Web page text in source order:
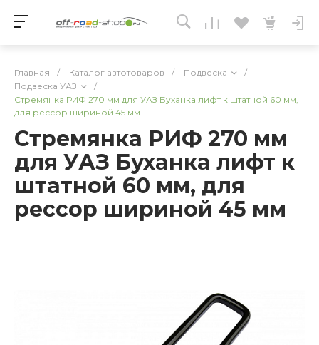
Главная / Каталог автотоваров / Подвеска
/
Подвеска УАЗ
/
Стремянка РИФ 270 мм для УАЗ Буханка лифт к штатной 60 мм,
для рессор шириной 45 мм
Стремянка РИФ 270 мм
для УАЗ Буханка лифт к
штатной 60 мм, для
рессор шириной 45 мм